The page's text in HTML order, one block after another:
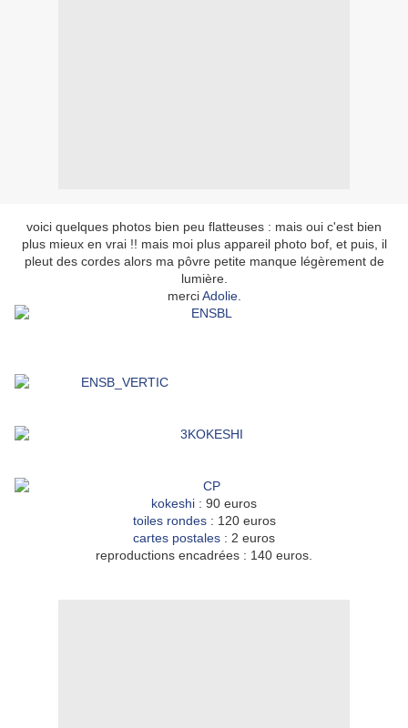
voici quelques photos bien peu flatteuses : mais oui c'est bien
plus mieux en vrai !! mais moi plus appareil photo bof, et puis, il
pleut des cordes alors ma pôvre petite manque légèrement de
lumière.
merciAdolie.
kokeshi : 90 euros
toiles rondes: 120 euros
cartes postales : 2 euros
reproductions encadrées : 140 euros.